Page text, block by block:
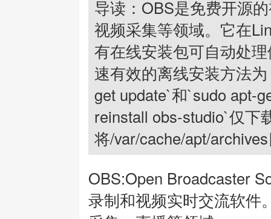
导读：OBS是免费开源
视频采集等领域。它在
有在线安装包可自动处
速有效的离线安装方法
get update`和`sudo apt-
reinstall obs-studio`仅下
将/var/cache/apt/
OBS:Open Broadcaster
录制和视频实时交流软件